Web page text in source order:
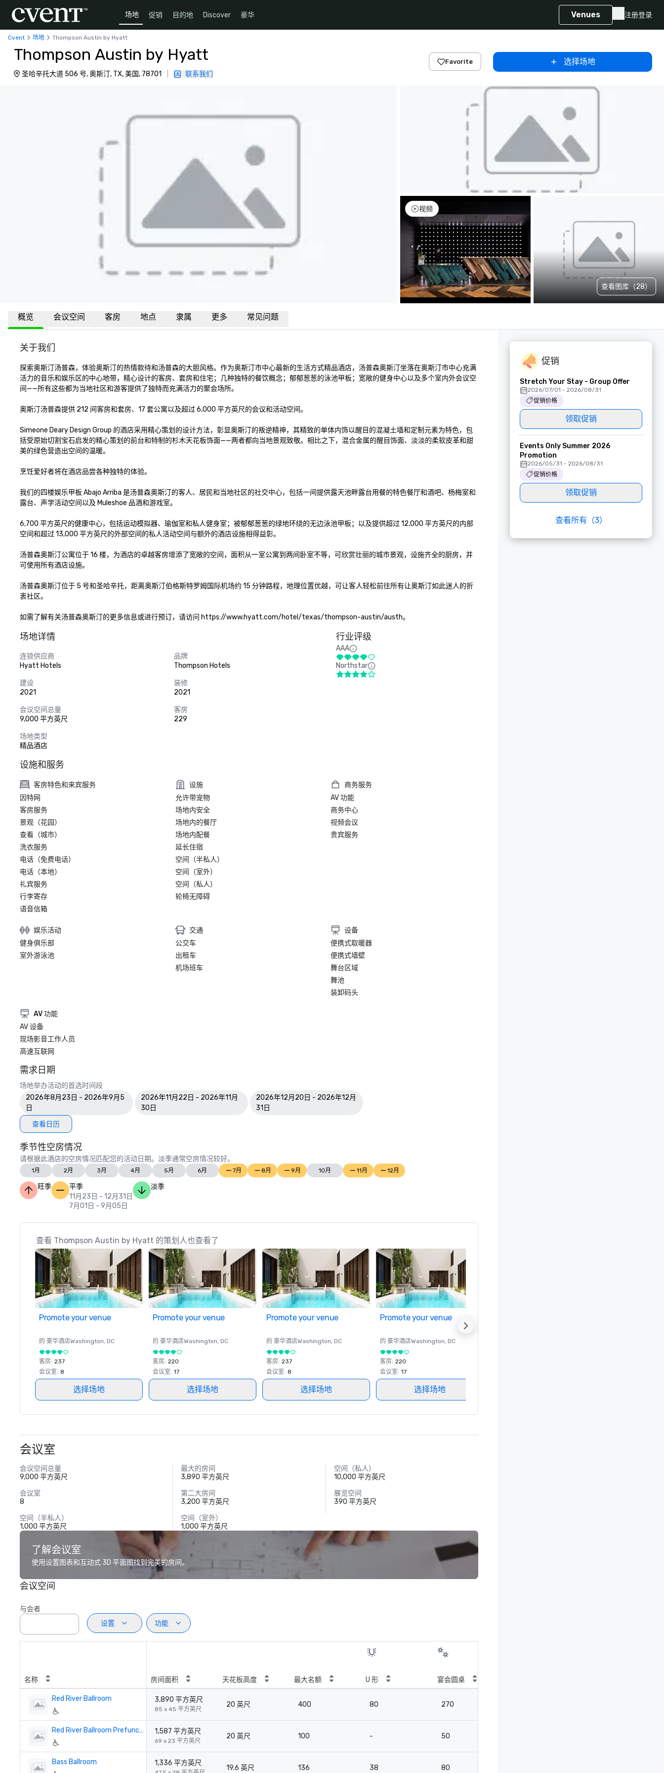
场地 促销 目的地 Discover 豪华 Venues 注册登录
Cvent 场地 Thompson Austin by Hyatt
Thompson Austin by Hyatt
圣哈辛托大道 506 号, 奥斯汀, TX, 美国, 78701 联系我们
Favorite 选择场地
视频
查看图库（28）
概览 会议空间 客房 地点 隶属 更多 常见问题
关于我们
探索奥斯汀汤普森，体验奥斯汀的热情款待和汤普森的大胆风格。作为奥斯汀市中心最新的生活方式精品酒店，汤普森奥斯汀坐落在奥斯汀市中心充满
活力的音乐和娱乐区的中心地带，精心设计的客房、套房和住宅；几种独特的餐饮概念；郁郁葱葱的泳池甲板；宽敞的健身中心以及多个室内外会议空
间——所有这些都为当地社区和游客提供了独特而充满活力的聚会场所。
奥斯汀汤普森提供 212 间客房和套房、17 套公寓以及超过 6,000 平方英尺的会议和活动空间。
Simeone Deary Design Group 的酒店采用精心策划的设计方法，彰显奥斯汀的叛逆精神，其精致的单体内饰以醒目的混凝土墙和定制元素为特色，包
括受原始切割宝石启发的精心策划的前台和特制的杉木天花板饰面——两者都向当地景观致敬。相比之下，混合金属的醒目饰面、淡淡的柔软皮革和甜
美的绿色营造出空间的温暖。
烹饪爱好者将在酒店品尝各种独特的体验。
我们的四楼娱乐甲板 Abajo Arriba 是汤普森奥斯汀的客人、居民和当地社区的社交中心，包括一间提供露天池畔露台用餐的特色餐厅和酒吧、杨梅室和
露台、声学活动空间以及 Muleshoe 品酒和游戏室。
6,700 平方英尺的健康中心，包括运动模拟器、瑜伽室和私人健身室；被郁郁葱葱的绿地环绕的无边泳池甲板；以及提供超过 12,000 平方英尺的内部
空间和超过 13,000 平方英尺的外部空间的私人活动空间与额外的酒店设施相得益彰。
汤普森奥斯汀公寓位于 16 楼，为酒店的卓越客房增添了宽敞的空间，面积从一室公寓到两间卧室不等，可欣赏壮丽的城市景观，设施齐全的厨房，并
可使用所有酒店设施。
汤普森奥斯汀位于 5 号和圣哈辛托，距离奥斯汀伯格斯特罗姆国际机场约 15 分钟路程，地理位置优越，可让客人轻松前往所有让奥斯汀如此迷人的折
衷社区。
如需了解有关汤普森奥斯汀的更多信息或进行预订，请访问 https://www.hyatt.com/hotel/texas/thompson-austin/austh。
场地详情
连锁供应商
Hyatt Hotels
品牌
Thompson Hotels
建设
2021
装修
2021
会议空间总量
9,000 平方英尺
客房
229
场地类型
精品酒店
行业评级
AAA
Northstar
设施和服务
客房特色和来宾服务
因特网
客房服务
景观（花园）
查看（城市）
洗衣服务
电话（免费电话）
电话（本地）
礼宾服务
行李寄存
语音信箱
设施
允许带宠物
场地内安全
场地内的餐厅
场地内配餐
延长住宿
空间（半私人）
空间（室外）
空间（私人）
轮椅无障碍
商务服务
AV 功能
商务中心
视频会议
贵宾服务
娱乐活动
健身俱乐部
室外游泳池
交通
公交车
出租车
机场班车
设备
便携式取暖器
便携式墙壁
舞台区域
舞池
装卸码头
AV 功能
AV 设备
现场影音工作人员
高速互联网
需求日期
场地举办活动的首选时间段
2026年8月23日 - 2026年9月5
日
2026年11月22日 - 2026年11月
30日
2026年12月20日 - 2026年12月
31日
查看日历
季节性空房情况
请根据此酒店的空房情况匹配您的活动日期。淡季通常空房情况较好。
1月 2月 3月 4月 5月 6月 7月 8月 9月 10月 11月 12月
旺季
平季
11月23日 - 12月31日
7月01日 - 9月05日
淡季
查看 Thompson Austin by Hyatt 的策划人也查看了
Promote your venue
的 豪华酒店Washington, DC
客房: 237
会议室: 8
选择场地
Promote your venue
的 豪华酒店Washington, DC
客房: 220
会议室: 17
选择场地
Promote your venue
的 豪华酒店Washington, DC
客房: 237
会议室: 8
选择场地
Promote your venue
的 豪华酒店Washington, DC
客房: 220
会议室: 17
选择场地
会议室
会议空间总量
9,000 平方英尺
最大的房间
3,890 平方英尺
空间（私人）
10,000 平方英尺
会议室
8
第二大房间
3,200 平方英尺
展览空间
390 平方英尺
空间（半私人）
1,000 平方英尺
空间（室外）
1,000 平方英尺
了解会议室
使用设置图表和互动式 3D 平面图找到完美的房间。
会议空间
与会者
设置
功能
名称 房间面积 天花板高度 最大名额 U 形 宴会圆桌
Red River Ballroom 3,890 平方英尺
85 x 45 平方英尺
20 英尺 400 80 270
Red River Ballroom Prefunction 1,587 平方英尺
69 x 23 平方英尺
20 英尺 100 - 50
Bass Ballroom 1,336 平方英尺
19.6 英尺 136 38 80
促销
Stretch Your Stay - Group Offer
2026/07/01 - 2026/08/31
促销价格
领取促销
Events Only Summer 2026
Promotion
2026/05/31 - 2026/08/31
促销价格
领取促销
查看所有（3）